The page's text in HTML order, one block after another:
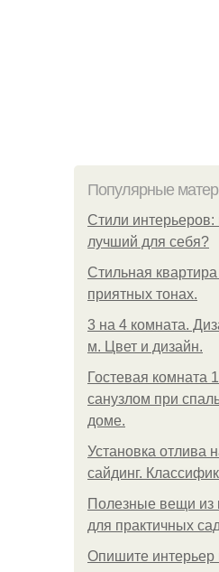
Популярные
Стили интерьеров:
лучший для себя?
Стильная
приятных тонах.
3 на 4 комната.
м. Цвет и дизайн.
Гостевая комната
санузлом при
доме.
Установка отлива
сайдинг.
Полезные вещи из
для практичных
Опишите интерьер